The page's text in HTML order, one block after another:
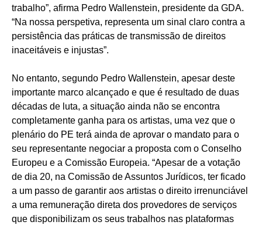
trabalho”, afirma Pedro Wallenstein, presidente da GDA.
“Na nossa perspetiva, representa um sinal claro contra a
persistência das práticas de transmissão de direitos
inaceitáveis e injustas”.
No entanto, segundo Pedro Wallenstein, apesar deste
importante marco alcançado e que é resultado de duas
décadas de luta, a situação ainda não se encontra
completamente ganha para os artistas, uma vez que o
plenário do PE terá ainda de aprovar o mandato para o
seu representante negociar a proposta com o Conselho
Europeu e a Comissão Europeia. “Apesar de a votação
de dia 20, na Comissão de Assuntos Jurídicos, ter ficado
a um passo de garantir aos artistas o direito irrenunciável
a uma remuneração direta dos provedores de serviços
que disponibilizam os seus trabalhos nas plataformas